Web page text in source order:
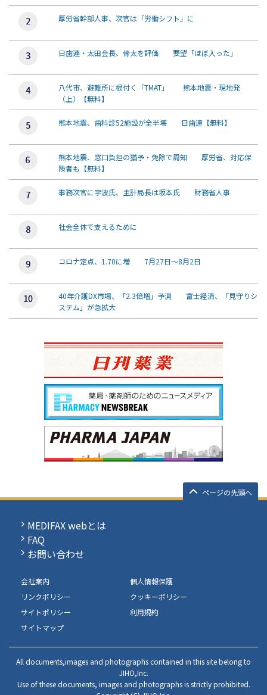
厚労省幹部人事、次官は「労働シフト」に
日歯連・太田会長、骨太を評価 要望「ほぼ入った」
八代市、避難所に根付く「TMAT」 熊本地震・現地発
（上）【無料】
熊本地震、歯科診52施設が全半壊 日歯連【無料】
熊本地震、窓口負担の猶予・免除で周知 厚労省、対応保
険者も【無料】
事務次官に宇波氏、主計局長は坂本氏 財務省人事
社会全体で支えるために
コロナ定点、1.70に増 7月27日～8月2日
40年介護DX市場、「2.3倍増」予測 富士経済、「見守りシ
ステム」が急拡大
ページの先頭へ
MEDIFAX webとは
FAQ
お問い合わせ
会社案内
個人情報保護
リンクポリシー
クッキーポリシー
サイトポリシー
利用規約
サイトマップ
All documents,images and photographs contained in this site belong to
JIHO,Inc.
Use of these documents, images and photographs is strictly prohibited.